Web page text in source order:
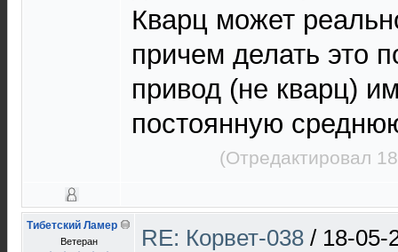
Кварц может
причем делать это
привод (не кварц)
постоянную
(Отредактировал
Тибетский Ламер
Ветеран RE: Корвет-038 / 18-05-